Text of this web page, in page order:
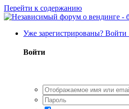
Перейти к содержанию
Уже зарегистрированы? Войти
Войти